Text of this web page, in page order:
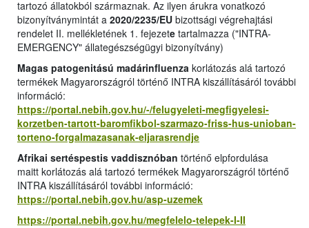
tartozó állatokból származnak. Az ilyen árukra vonatkozó
bizonyítványmintát a 2020/2235/EU bizottsági végrehajtási
rendelet II. mellékletének 1. fejezete tartalmazza ("INTRA-
EMERGENCY" állategészségügyi bizonyítvány)
Magas patogenitású madárinfluenza korlátozás alá tartozó
termékek Magyarországról történő INTRA kiszállításáról további
információ:
https://portal.nebih.gov.hu/-/felugyeleti-megfigyelesi-
korzetben-tartott-baromfikbol-szarmazo-friss-hus-unioban-
torteno-forgalmazasanak-eljarasrendje
Afrikai sertéspestis vaddisznóban történő elpfordulása
maitt korlátozás alá tartozó termékek Magyarországról történő
INTRA kiszállításáról további információ:
https://portal.nebih.gov.hu/asp-uzemek
https://portal.nebih.gov.hu/megfelelo-telepek-I-II